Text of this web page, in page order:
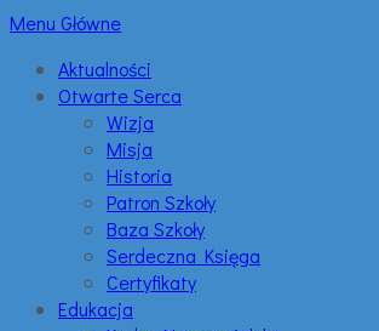
Menu Główne
Aktualności
Otwarte Serca
Wizja
Misja
Historia
Patron Szkoły
Baza Szkoły
Serdeczna Księga
Certyfikaty
Edukacja